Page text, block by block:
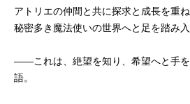
アトリエの仲間と共に探求と成長を重ね
秘密多き魔法使いの世界へと足を踏み入
――これは、絶望を知り、希望へと手
語。